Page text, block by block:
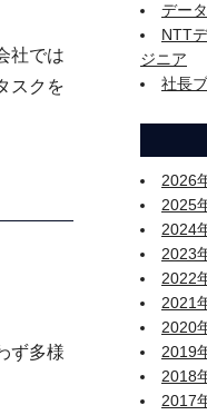
社では
スクを
ず多様
デー
NTT
ジニア
社長
2026
2025
2024
2023
2022
2021
2020
2019
2018
2017